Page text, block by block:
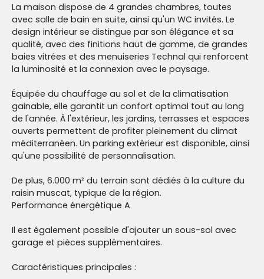
La maison dispose de 4 grandes chambres, toutes
avec salle de bain en suite, ainsi qu'un WC invités. Le
design intérieur se distingue par son élégance et sa
qualité, avec des finitions haut de gamme, de grandes
baies vitrées et des menuiseries Technal qui renforcent
la luminosité et la connexion avec le paysage.
Équipée du chauffage au sol et de la climatisation
gainable, elle garantit un confort optimal tout au long
de l'année. À l'extérieur, les jardins, terrasses et espaces
ouverts permettent de profiter pleinement du climat
méditerranéen. Un parking extérieur est disponible, ainsi
qu'une possibilité de personnalisation.
De plus, 6.000 m² du terrain sont dédiés à la culture du
raisin muscat, typique de la région.
Performance énergétique A
Il est également possible d'ajouter un sous-sol avec
garage et pièces supplémentaires.
Caractéristiques principales :